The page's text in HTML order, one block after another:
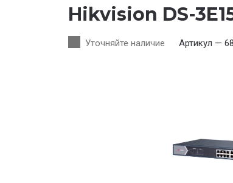
Hikvision DS-
Уточняйте наличие Артикул —